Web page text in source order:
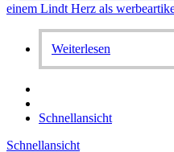
Weiterlesen
Schnellansicht
Schnellansicht